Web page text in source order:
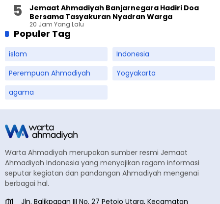
Jemaat Ahmadiyah Banjarnegara Hadiri Doa
Bersama Tasyakuran Nyadran Warga
20 Jam Yang Lalu
Populer Tag
islam
Indonesia
Perempuan Ahmadiyah
Yogyakarta
agama
Warta Ahmadiyah merupakan sumber resmi Jemaat
Ahmadiyah Indonesia yang menyajikan ragam informasi
seputar kegiatan dan pandangan Ahmadiyah mengenai
berbagai hal.
Jln. Balikpapan III No. 27 Petojo Utara, Kecamatan